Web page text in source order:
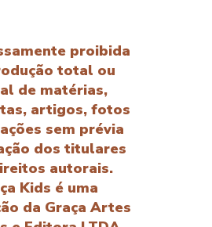
proibida
total ou
de matérias,
artigos, fotos
sem prévia
dos titulares
autorais.
Kids é uma
da Graça Artes